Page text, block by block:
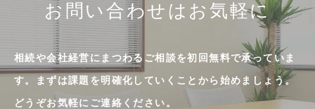
お問い合わせはお気軽に
相続や会社経営にまつわるご相談を初回無料で承っていま
す。まずは課題を明確化していくことから始めましょう。
どうぞお気軽にご連絡ください。